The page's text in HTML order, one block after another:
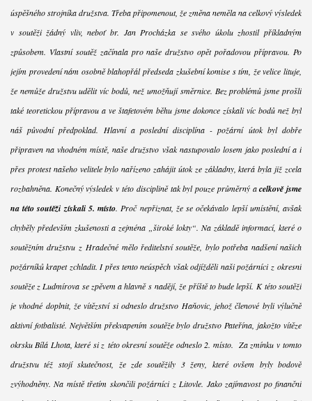
úspěšného strojníka družstva. Třeba připomenout, že změna neměla na celkový výsledek
v soutěži žádný vliv, neboť br. Jan Procházka se svého úkolu zhostil příkladným
způsobem. Vlastní soutěž začínala pro naše družstvo opět pořadovou přípravou. Po
jejím provedení nám osobně blahopřál předseda zkušební komise s tím, že velice lituje,
že nemůže družstvu udělit víc bodů, než umožňují směrnice. Bez problémů jsme prošli
také teoretickou přípravou a ve štafetovém běhu jsme dokonce získali víc bodů než byl
náš původní předpoklad. Hlavní a poslední disciplína - požární útok byl dobře
připraven na vhodném místě, naše družstvo však nastupovalo losem jako poslední a i
přes protest našeho velitele bylo nařízeno zahájit útok ze základny, která byla již zcela
rozbahněna. Konečný výsledek v této disciplině tak byl pouze průměrný acelkově jsme
na této soutěži získali 5. místo. Proč nepřiznat, že se očekávalo lepší umístění, avšak
chyběly především zkušenosti a zejména „široké lokty“. Na základě informací, které o
soutěžním družstvu z Hradečné mělo ředitelství soutěže, bylo potřeba nadšení našich
požárníků krapet zchladit. I přes tento neúspěch však odjížděli naši požárníci z okresní
soutěže z Ludmírova se zpěvem a hlavně s nadějí, že příště to bude lepší. K této soutěži
je vhodné doplnit, že vítězství si odneslo družstvo Haňovic, jehož členové byli výlučně
aktivní fotbalisté. Největším překvapením soutěže bylo družstvo Pateřína, jakožto vítěze
okrsku Bílá Lhota, které si z této okresní soutěže odneslo 2. místo. Za zmínku v tomto
družstvu též stojí skutečnost, že zde soutěžily 3 ženy, které ovšem byly bodově
zvýhodněny. Na místě třetím skončili požárníci z Litovle. Jako zajímavost po finanční